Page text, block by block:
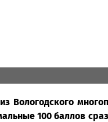
Вологодского
100 баллов